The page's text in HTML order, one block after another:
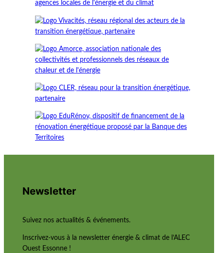
Newsletter
Suivez nos actualités & événements.
Inscrivez-vous à la newsletter énergie & climat de l’ALEC
Ouest Essonne !